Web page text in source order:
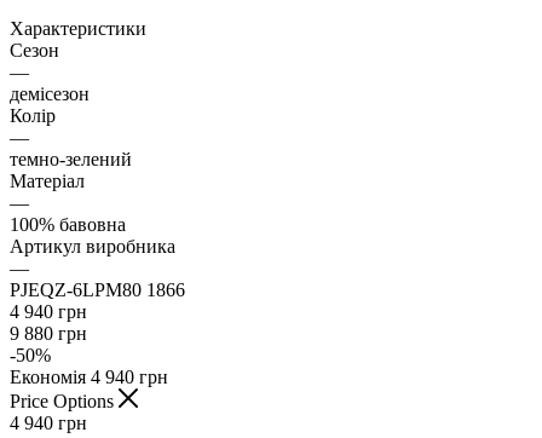
Характеристики
Сезон
—
демісезон
Колір
—
темно-зелений
Матеріал
—
100% бавовна
Артикул виробника
—
PJEQZ-6LPM80 1866
4 940 грн
9 880 грн
-50%
Економія 4 940 грн
Price Options
4 940 грн